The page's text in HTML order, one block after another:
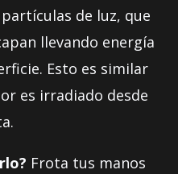
de luz, que
llevando energía
Esto es similar
es irradiado desde
Frota tus manos